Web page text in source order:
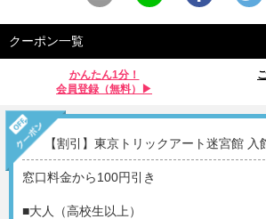
クーポン一覧
かんたん1分！
会員登録（無料）▶︎
【割引】東京トリックアート迷宮館 入
窓口料金から100円引き
■大人（高校生以上）